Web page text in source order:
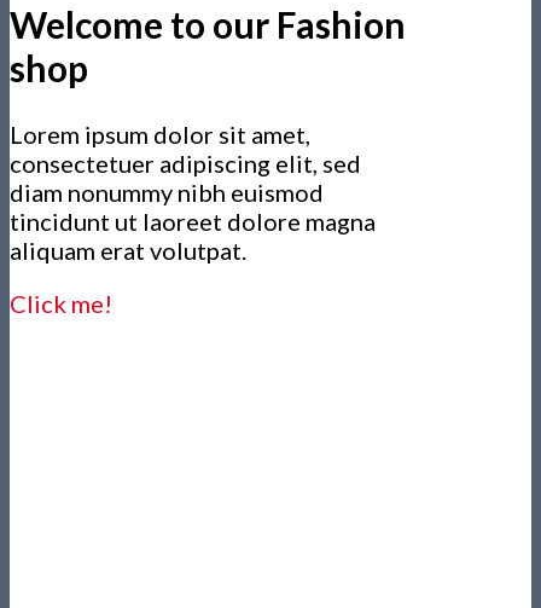
Welcome to our Fashion
shop
Lorem ipsum dolor sit amet,
consectetuer adipiscing elit, sed
diam nonummy nibh euismod
tincidunt ut laoreet dolore magna
aliquam erat volutpat.
Click me!